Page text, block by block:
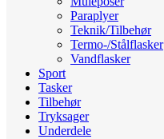
Paraplyer
Teknik/Tilbehør
Termo-/Stålflasker
Vandflasker
Sport
Tasker
Tilbehør
Tryksager
Underdele